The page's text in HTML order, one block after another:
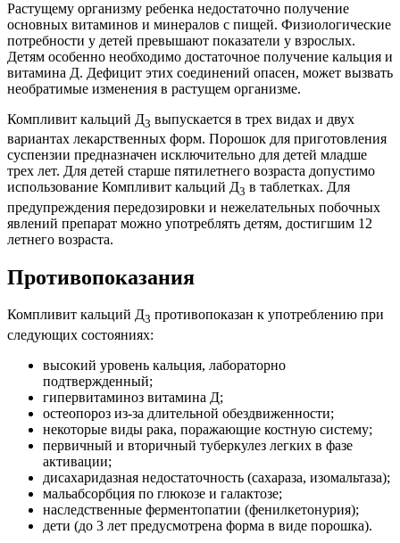
Растущему организму ребенка недостаточно получение
основных витаминов и минералов с пищей. Физиологические
потребности у детей превышают показатели у взрослых.
Детям особенно необходимо достаточное получение кальция и
витамина Д. Дефицит этих соединений опасен, может вызвать
необратимые изменения в растущем организме.
Компливит кальций Д3 выпускается в трех видах и двух
вариантах лекарственных форм. Порошок для приготовления
суспензии предназначен исключительно для детей младше
трех лет. Для детей старше пятилетнего возраста допустимо
использование Компливит кальций Д3 в таблетках. Для
предупреждения передозировки и нежелательных побочных
явлений препарат можно употреблять детям, достигшим 12
летнего возраста.
Противопоказания
Компливит кальций Д3 противопоказан к употреблению при
следующих состояниях:
высокий уровень кальция, лабораторно
подтвержденный;
гипервитаминоз витамина Д;
остеопороз из-за длительной обездвиженности;
некоторые виды рака, поражающие костную систему;
первичный и вторичный туберкулез легких в фазе
активации;
дисахаридазная недостаточность (сахараза, изомальтаза);
мальабсорбция по глюкозе и галактозе;
наследственные ферментопатии (фенилкетонурия);
дети (до 3 лет предусмотрена форма в виде порошка).